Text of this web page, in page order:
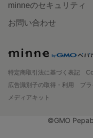
minneのセキュリティ
お問い合わせ
特定商取引法に基づく表記
広告識別子の取得・利用
プ
メディアキット
©GMO